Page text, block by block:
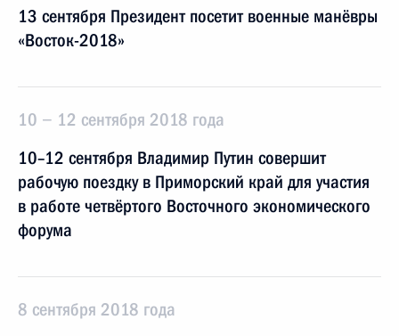
13 сентября Президент посетит военные манёвры
«Восток-2018»
10 − 12 сентября 2018 года
10–12 сентября Владимир Путин совершит
рабочую поездку в Приморский край для участия
в работе четвёртого Восточного экономического
форума
8 сентября 2018 года